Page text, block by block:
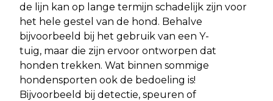
de lijn kan op lange termijn schadelijk zijn voor
het hele gestel van de hond. Behalve
bijvoorbeeld bij het gebruik van een Y-
tuig, maar die zijn ervoor ontworpen dat
honden trekken. Wat binnen sommige
hondensporten ook de bedoeling is!
Bijvoorbeeld bij detectie, speuren of